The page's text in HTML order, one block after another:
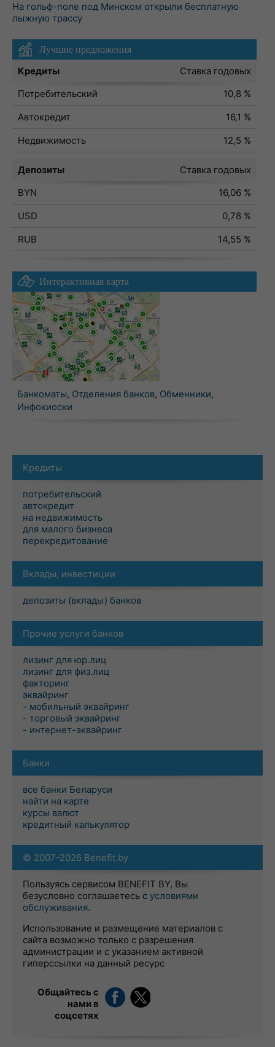
На гольф-поле под Минском открыли бесплатную
лыжную трассу
Лучшие предложения
Кредиты
Ставка годовых
Потребительский
10,8 %
Автокредит
16,1 %
Недвижимость
12,5 %
Депозиты
Ставка годовых
BYN
16,06 %
USD
0,78 %
RUB
14,55 %
Интерактивная карта
Банкоматы, Отделения банков, Обменники,
Инфокиоски
Кредиты
потребительский
автокредит
на недвижимость
для малого бизнеса
перекредитование
Вклады, инвестиции
депозиты (вклады) банков
Прочие услуги банков
лизинг для юр.лиц
лизинг для физ.лиц
факторинг
эквайринг
- мобильный эквайринг
- торговый эквайринг
- интернет-эквайринг
Банки
все банки Беларуси
найти на карте
курсы валют
кредитный калькулятор
© 2007-2026 Benefit.by
Пользуясь сервисом BENEFIT BY, Вы
безусловно соглашаетесь с условиями
обслуживания.
Использование и размещение материалов с
сайта возможно только с разрешения
администрации и с указанием активной
гиперссылки на данный ресурс
Общайтесь с
нами в
соцсетях